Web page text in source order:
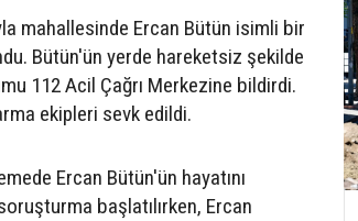
mahallesinde Ercan Bütün isimli bir
Bütün'ün yerde hareketsiz şekilde
112 Acil Çağrı Merkezine bildirdi.
ekipleri sevk edildi.
Ercan Bütün'ün hayatını
başlatılırken, Ercan